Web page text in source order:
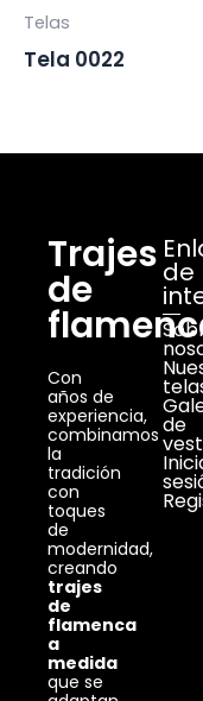
Telas
Tela 0022
Trajes
de
Con
años de
experiencia,
combinamos
la
tradición
con
toques
de
modernidad,
creando
trajes
de
flamenca
a
medida
que se
de
de